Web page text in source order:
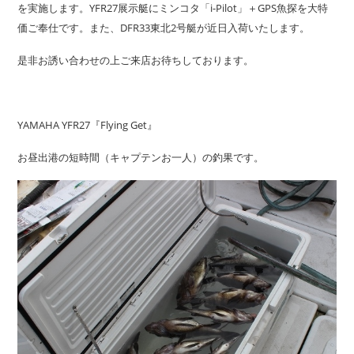
を実施します。YFR27展示艇にミンコタ「i-Pilot」＋GPS魚探を大特
価ご奉仕です。また、DFR33東北2号艇が近日入荷いたします。
是非お誘い合わせの上ご来店お待ちしております。
YAMAHA YFR27『Flying Get』
お昼出港の短時間（キャプテンお一人）の釣果です。